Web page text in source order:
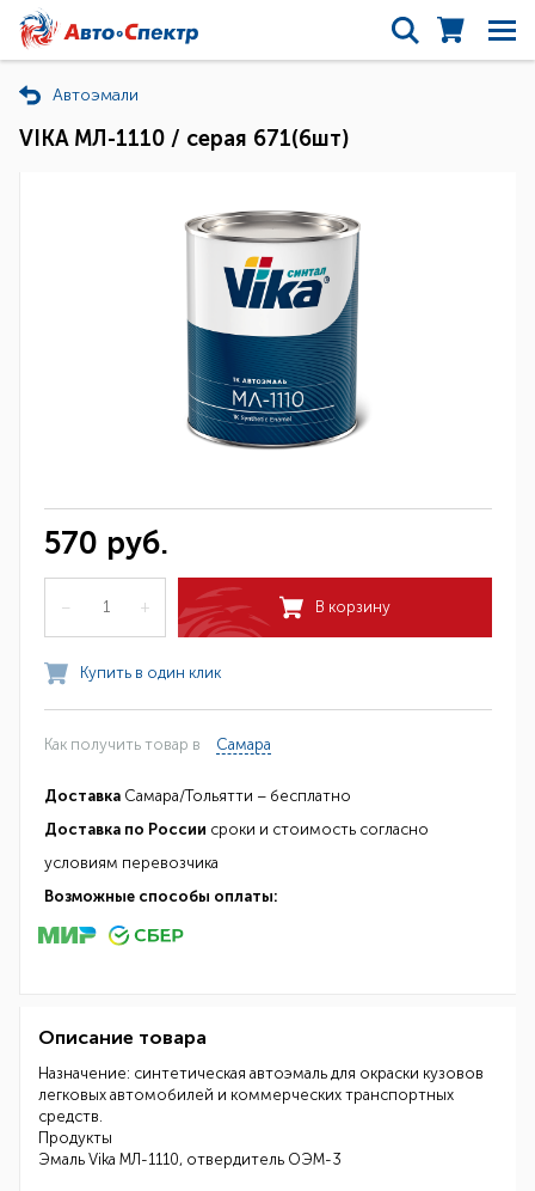
Автоэмали
VIKA МЛ-1110 / серая 671(6шт)
570 руб.
– + В корзину
Купить в один клик
Как получить товар в Самара
Доставка Самара/Тольятти – бесплатно
Доставка по России сроки и стоимость согласно
условиям перевозчика
Возможные способы оплаты:
Описание товара
Назначение: синтетическая автоэмаль для окраски кузовов
легковых автомобилей и коммерческих транспортных
средств.
Продукты
Эмаль Vika МЛ-1110, отвердитель ОЭМ-3